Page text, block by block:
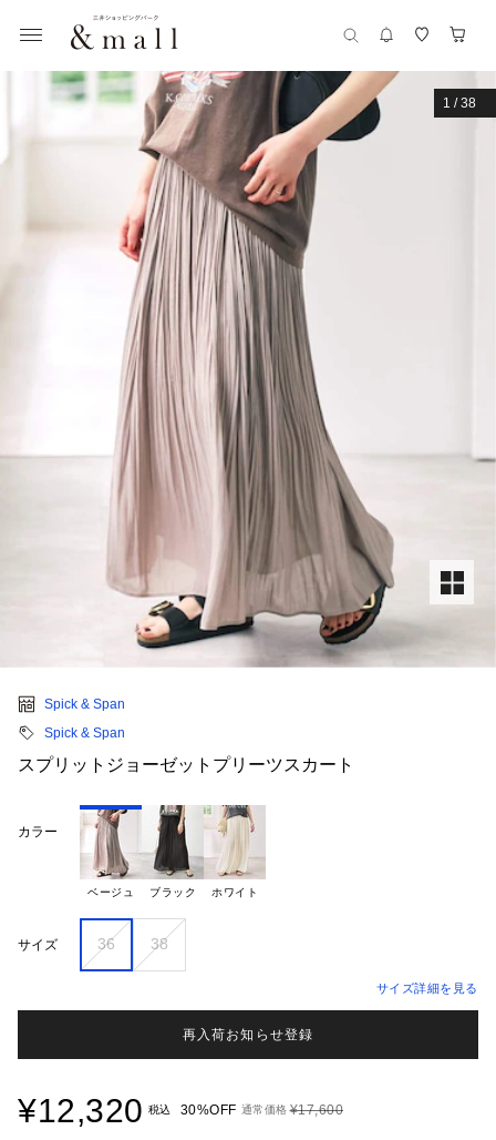
1 /38
Spick & Span
Spick & Span
スプリットジョーゼットプリーツスカート
カラー
ベージュ ブラック ホワイト
サイズ 36 38
サイズ詳細を見る
再入荷お知らせ登録
¥12,320 税込 30%OFF 通常価格 ¥17,600